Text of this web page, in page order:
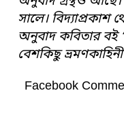
সালে। বিদ্যাপ্রকাশ
অনুবাদ কবিতার বই
বেশকিছু
Facebook